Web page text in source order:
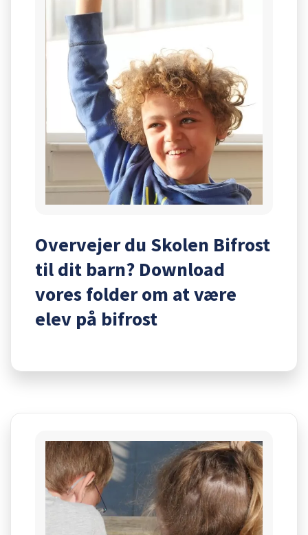
Overvejer du Skolen Bifrost
til dit barn? Download
vores folder om at være
elev på bifrost